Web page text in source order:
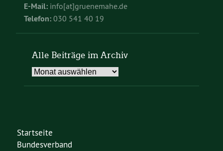
E-Mail: info[at]gruenemahe.de
Telefon: 030 541 40 19
Alle Beiträge im Archiv
Alle
Startseite
Bundesverband